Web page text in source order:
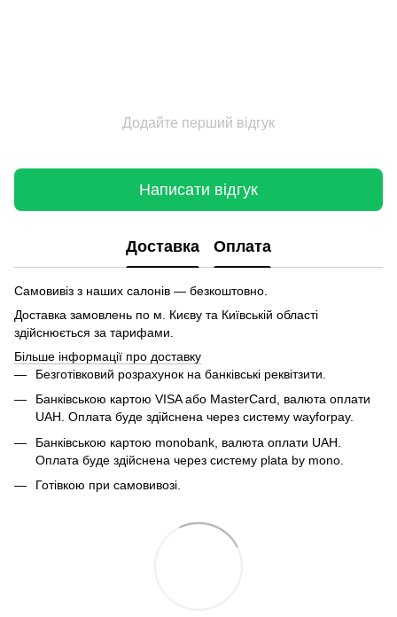
Додайте перший відгук
Написати відгук
Доставка Оплата
Самовивіз з наших салонів — безкоштовно.
Доставка замовлень по м. Києву та Київській області
здійснюється за тарифами.
Більше інформації про доставку
Безготівковий розрахунок на банківські реквітзити.
Банківською картою VISA або MasterCard, валюта оплати
UAH. Оплата буде здійснена через систему wayforpay.
Банківською картою monobank, валюта оплати UAH.
Оплата буде здійснена через систему plata by mono.
Готівкою при самовивозі.